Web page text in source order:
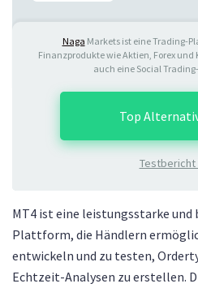
Naga Markets ist eine Trading-
Finanzprodukte wie Aktien, Forex
auch eine Social
Testbericht
Top
MT4 ist eine leistungsstarke
Plattform, die Händlern
entwickeln und zu testen,
Echtzeit-Analysen zu erstellen.